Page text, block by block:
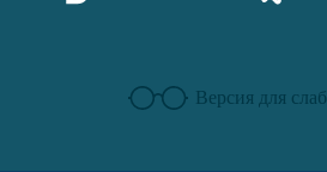
Версия для